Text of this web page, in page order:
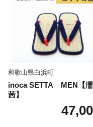
和歌山県白浜町
inoca SETTA MEN【濡羽×
茜】